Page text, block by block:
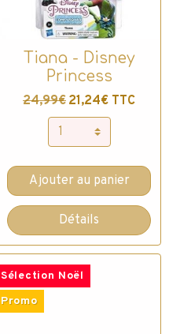
Tiana - Disney
Princess
24,99€ 21,24€ TTC
Ajouter au panier
Détails
Sélection Noël
Promo